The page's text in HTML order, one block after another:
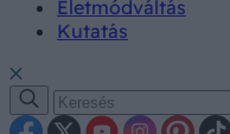
Életmódváltás
Kutatás